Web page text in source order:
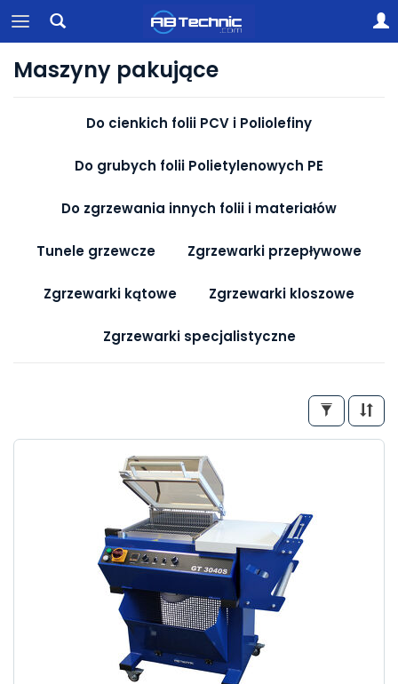
Maszyny pakujące
Do cienkich folii PCV i Poliolefiny
Do grubych folii Polietylenowych PE
Do zgrzewania innych folii i materiałów
Tunele grzewcze Zgrzewarki przepływowe
Zgrzewarki kątowe Zgrzewarki kloszowe
Zgrzewarki specjalistyczne